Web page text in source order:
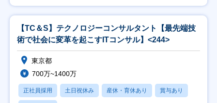
【TC＆S】テクノロジーコンサルタント【最先端技
術で社会に変革を起こすITコンサル】<244>
東京都
700万~1400万
正社員採用 土日祝休み 産休・育休あり 賞与あり